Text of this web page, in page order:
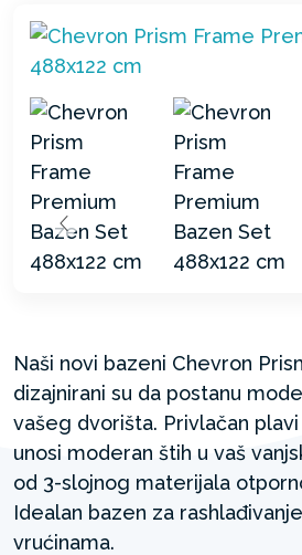
Naši novi bazeni Chevron
dizajnirani su da postanu
vašeg dvorišta. Privlačan
unosi moderan štih u vaš
od 3-slojnog materijala
Idealan bazen za
vrućinama.